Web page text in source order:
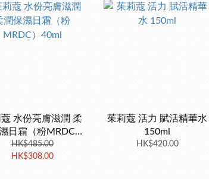
水份亮膚滋潤 柔
日霜（粉MRDC）
40ml
HK$485.00
HK$308.00
茱莉蔻 活力 賦活精華水
150ml
HK$420.00